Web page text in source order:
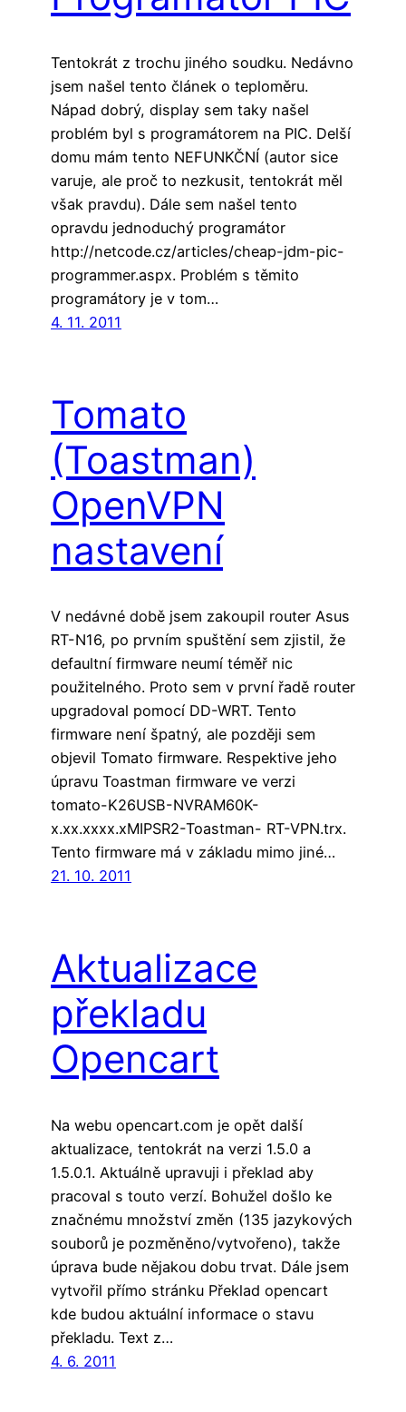
Tentokrát z trochu jiného soudku. Nedávno
jsem našel tento článek o teploměru.
Nápad dobrý, display sem taky našel
problém byl s programátorem na PIC. Delší
domu mám tento NEFUNKČNÍ (autor sice
varuje, ale proč to nezkusit, tentokrát měl
však pravdu). Dále sem našel tento
opravdu jednoduchý programátor
http://netcode.cz/articles/cheap-jdm-pic-
programmer.aspx. Problém s těmito
programátory je v tom…
4. 11. 2011
Tomato
(Toastman)
OpenVPN
nastavení
V nedávné době jsem zakoupil router Asus
RT-N16, po prvním spuštění sem zjistil, že
defaultní firmware neumí téměř nic
použitelného. Proto sem v první řadě router
upgradoval pomocí DD-WRT. Tento
firmware není špatný, ale později sem
objevil Tomato firmware. Respektive jeho
úpravu Toastman firmware ve verzi
tomato-K26USB-NVRAM60K-
x.xx.xxxx.xMIPSR2-Toastman- RT-VPN.trx.
Tento firmware má v základu mimo jiné…
21. 10. 2011
Aktualizace
překladu
Opencart
Na webu opencart.com je opět další
aktualizace, tentokrát na verzi 1.5.0 a
1.5.0.1. Aktuálně upravuji i překlad aby
pracoval s touto verzí. Bohužel došlo ke
značnému množství změn (135 jazykových
souborů je pozměněno/vytvořeno), takže
úprava bude nějakou dobu trvat. Dále jsem
vytvořil přímo stránku Překlad opencart
kde budou aktuální informace o stavu
překladu. Text z…
4. 6. 2011